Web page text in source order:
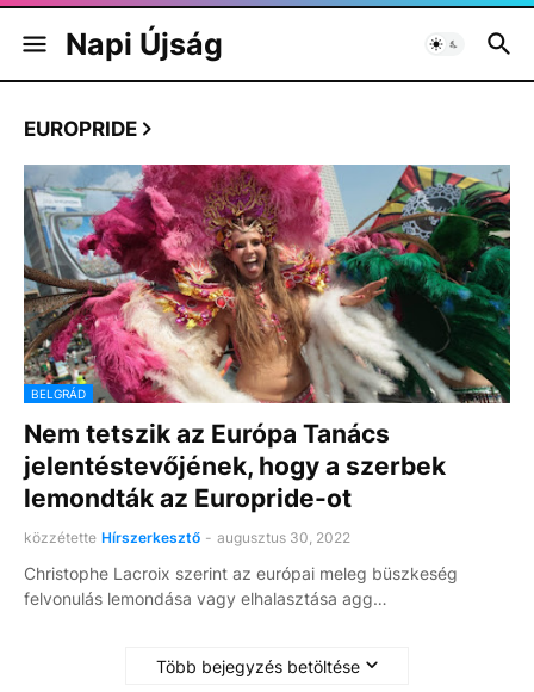
Napi Újság
EUROPRIDE
BELGRÁD
Nem tetszik az Európa Tanács
jelentéstevőjének, hogy a szerbek
lemondták az Europride-ot
közzétette Hírszerkesztő - augusztus 30, 2022
Christophe Lacroix szerint az európai meleg büszkeség
felvonulás lemondása vagy elhalasztása agg…
Több bejegyzés betöltése